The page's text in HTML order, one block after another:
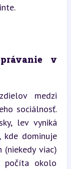
v
medzi
sociálnosť.
lev vyniká
kde dominuje
(niekedy viac)
počíta okolo